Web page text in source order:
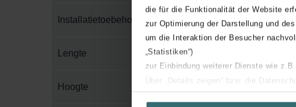
die für die Funktionalität der Website
zur Optimierung der Darstellung und
um die Interaktion der Besucher
„Statistiken“)
zur Einbindung weiterer Dienste wie
Über „Details zeigen“ bzw. die
Installatietoebehoren in verpakking
Lengte
Hoogte